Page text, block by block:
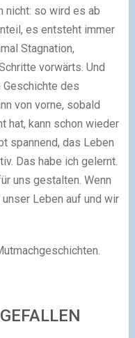
nicht: so wird es ab
es entsteht immer
Stagnation,
vorwärts. Und
des
von vorne, sobald
hat, kann schon wieder
spannend, das Leben
Das habe ich gelernt.
uns gestalten. Wenn
Leben auf und wir